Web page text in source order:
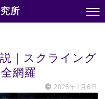
所
｜スクライング
網羅
2026年1月6日